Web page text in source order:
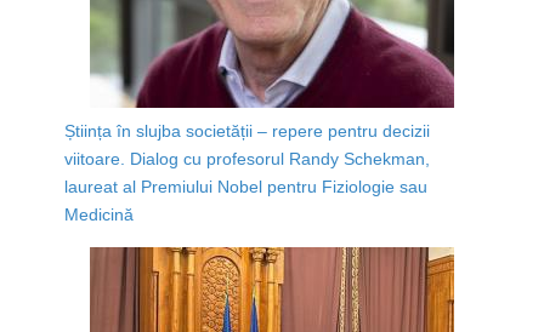
Știința în slujba societății – repere pentru decizii
viitoare. Dialog cu profesorul Randy Schekman,
laureat al Premiului Nobel pentru Fiziologie sau
Medicină